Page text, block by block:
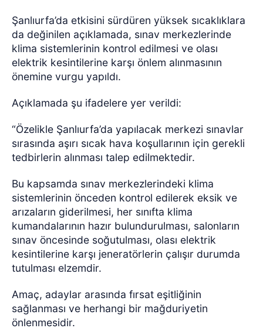
Şanlıurfa’da etkisini sürdüren yüksek sıcaklıklara
da değinilen açıklamada, sınav merkezlerinde
klima sistemlerinin kontrol edilmesi ve olası
elektrik kesintilerine karşı önlem alınmasının
önemine vurgu yapıldı.
Açıklamada şu ifadelere yer verildi:
“Özelikle Şanlıurfa’da yapılacak merkezi sınavlar
sırasında aşırı sıcak hava koşullarının için gerekli
tedbirlerin alınması talep edilmektedir.
Bu kapsamda sınav merkezlerindeki klima
sistemlerinin önceden kontrol edilerek eksik ve
arızaların giderilmesi, her sınıfta klima
kumandalarının hazır bulundurulması, salonların
sınav öncesinde soğutulması, olası elektrik
kesintilerine karşı jeneratörlerin çalışır durumda
tutulması elzemdir.
Amaç, adaylar arasında fırsat eşitliğinin
sağlanması ve herhangi bir mağduriyetin
önlenmesidir.